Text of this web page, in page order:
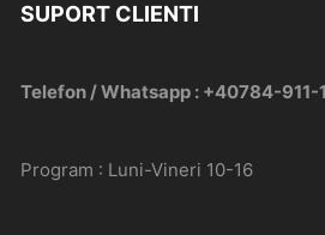
SUPORT CLIENTI
Telefon / Whatsapp : +40784-911-
Program : Luni-Vineri 10-16